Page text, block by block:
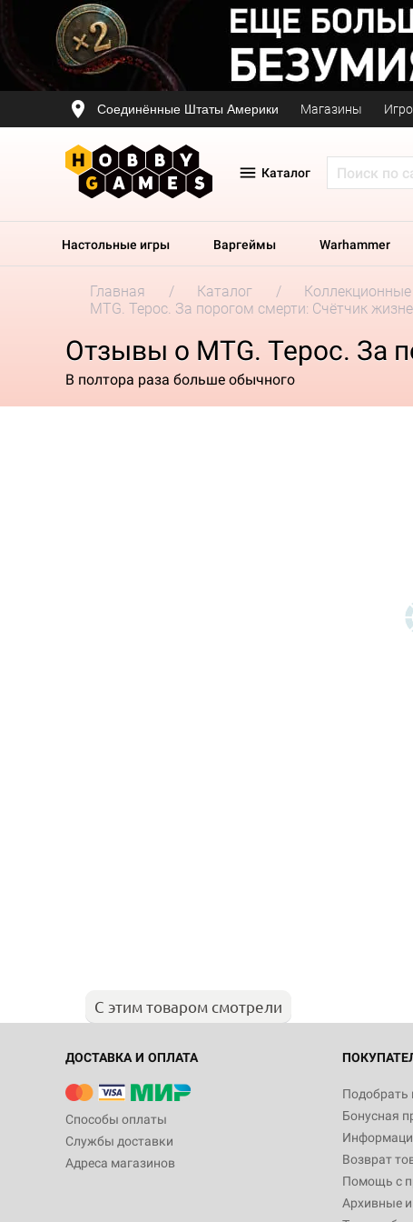
Соединённые Штаты Америки Магазины
Каталог
Настольные игры Варгеймы Warhammer
Главная Каталог
MTG. Терос. За порогом смерти: Счётчик
Отзывы о MTG. Терос. За
В полтора раза больше обычного
С этим товаром смотрели
ДОСТАВКА И ОПЛАТА
Способы оплаты
Службы доставки
Адреса магазинов
Подобрать
Бонусная
Возврат
Помощь с
Архивные